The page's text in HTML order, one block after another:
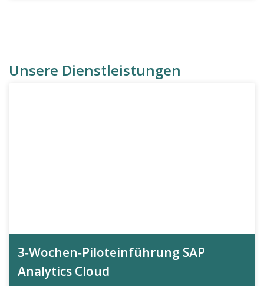
Unsere Dienstleistungen
3‑Wochen‑Piloteinführung SAP
Analytics Cloud